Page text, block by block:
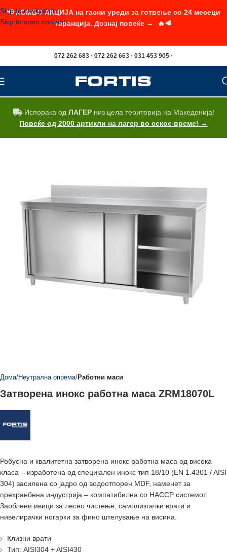
Skip to navigation
Skip to main content
072 262 683 · 072 262 663 · 031 453 905 ·
Испорака од ЛАГЕРниз цела територија на Македонија!
Повеќе од 2000 артикли на лагер во секое време! →
Дома Неутрална опрема Работни маси
Затворена инокс работна маса ZRM18070L
Робуснa и квалитетнa затворенa инокс работнa масa од висока
класа – изработенa од специјален инокс тип 18/10 (EN 1.4301 / AISI
304) засиленa со јадро од водоотпорен MDF, наменет за
прехранбена индустрија – компатибилнa со HACCP системот.
Заоблени ивици за лесно чистење, самолизгачки врати и
нивелирачки ногарки за фино штелување на висина.
Клизни врати
Тип: AISI304 + AISI430
📢 КОМБО АКЦИЈА на гасни уреди за готвење со 24 месеци
гаранција. Дознај повеќе → 🔥🥩